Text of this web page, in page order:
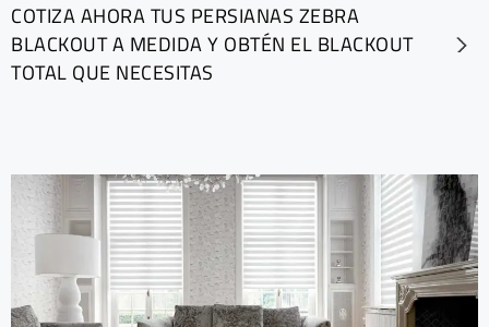
COTIZA AHORA TUS PERSIANAS ZEBRA
BLACKOUT A MEDIDA Y OBTÉN EL BLACKOUT
TOTAL QUE NECESITAS